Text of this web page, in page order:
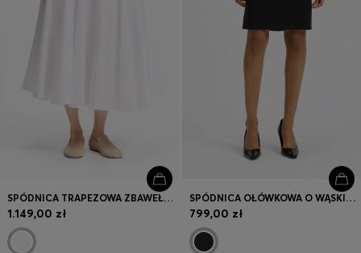
Ulubione (
PL zł )
SPÓDNICA TRAPEZOWA ZBAWEŁNIANEJ POPELINY
1.149,00 zł
SPÓDNICA OŁÓWKOWA O WĄSKIM KROJU WYKONANA Z WŁOSKIEJ WEŁNY DZIEWICZEJ
799,00 zł